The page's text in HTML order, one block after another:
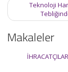
Teknoloji
Makaleler